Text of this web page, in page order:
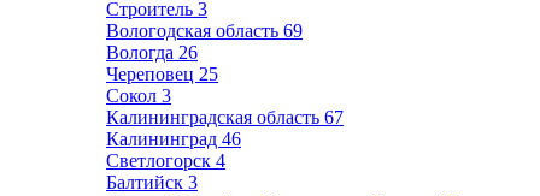
Строитель 3
Вологодская область 69
Вологда 26
Череповец 25
Сокол 3
Калининградская область 67
Калининград 46
Светлогорск 4
Балтийск 3